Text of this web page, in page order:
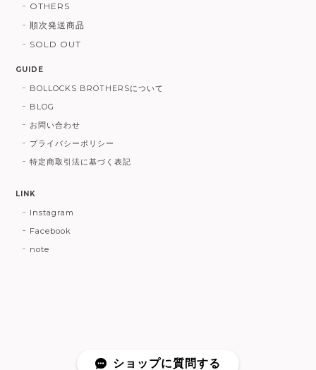
OTHERS
順次発送商品
SOLD OUT
GUIDE
BOLLOCKS BROTHERSについて
BLOG
お問い合わせ
プライバシーポリシー
特定商取引法に基づく表記
LINK
Instagram
Facebook
note
ショップに質問する